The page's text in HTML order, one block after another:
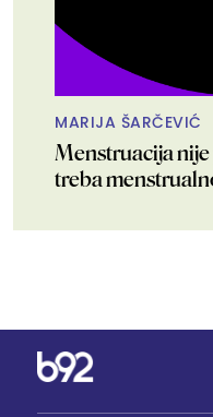
MARIJA ŠARČEVIĆ
Menstruacija
treba